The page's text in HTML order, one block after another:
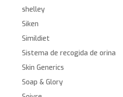
shelley
Siken
Simildiet
Sistema de recogida de orina
Skin Generics
Soap & Glory